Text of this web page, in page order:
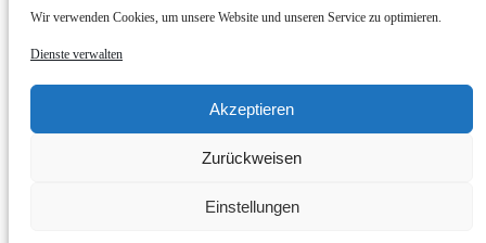
Wir verwenden Cookies, um unsere Website und unseren Service zu optimieren.
Dienste verwalten
Akzeptieren
Zurückweisen
Einstellungen